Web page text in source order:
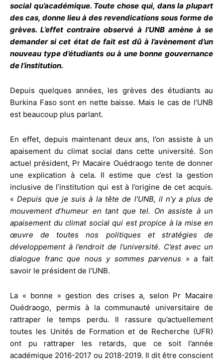
social qu’académique. Toute chose qui, dans la plupart
des cas, donne lieu à des revendications sous forme de
grèves. L’effet contraire observé à l’UNB amène à se
demander si cet état de fait est dû à l’avènement d’un
nouveau type d’étudiants ou à une bonne gouvernance
de l’institution.
Depuis quelques années, les grèves des étudiants au
Burkina Faso sont en nette baisse. Mais le cas de l’UNB
est beaucoup plus parlant.
En effet, depuis maintenant deux ans, l’on assiste à un
apaisement du climat social dans cette université. Son
actuel président, Pr Macaire Ouédraogo tente de donner
une explication à cela. Il estime que c’est la gestion
inclusive de l’institution qui est à l’origine de cet acquis.
«Depuis que je suis à la tête de l’UNB, il n’y a plus de
mouvement d’humeur en tant que tel. On assiste à un
apaisement du climat social qui est propice à la mise en
œuvre de toutes nos politiques et stratégies de
développement à l’endroit de l’université. C’est avec un
dialogue franc que nous y sommes parvenus » a fait
savoir le président de l’UNB.
La « bonne » gestion des crises a, selon Pr Macaire
Ouédraogo, permis à la communauté universitaire de
rattraper le temps perdu. Il rassure qu’actuellement
toutes les Unités de Formation et de Recherche (UFR)
ont pu rattraper les retards, que ce soit l’année
académique 2016-2017 ou 2018-2019. Il dit être conscient